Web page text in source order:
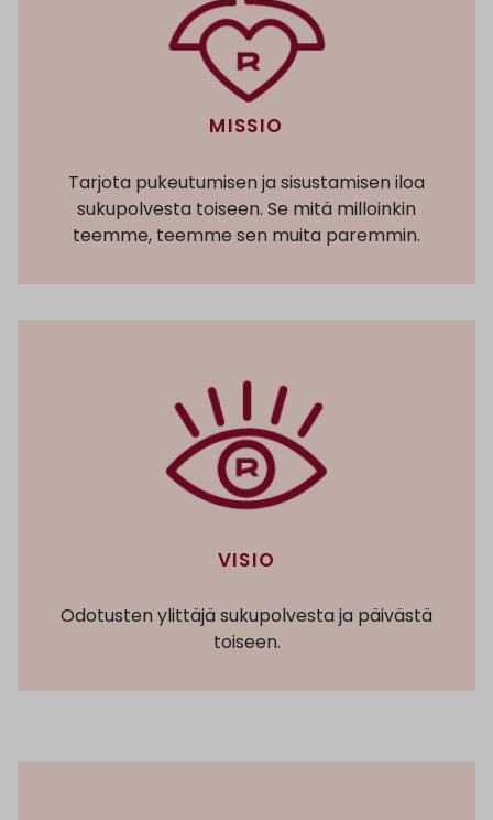
MISSIO
Tarjota pukeutumisen ja sisustamisen iloa
sukupolvesta toiseen. Se mitä milloinkin
teemme, teemme sen muita paremmin.
VISIO
Odotusten ylittäjä sukupolvesta ja päivästä
toiseen.